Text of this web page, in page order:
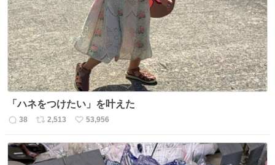
ト
数
数
「ハネをつけたい」を叶えた
返
数
38
リ
ス
2,513
い
ね
53,956